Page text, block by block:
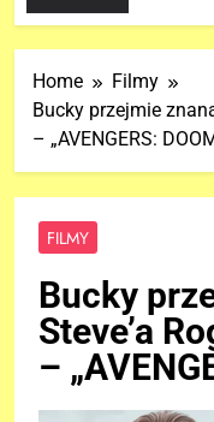
Home
Filmy
Bucky przejmie
– „AVENGERS:
FILMY
Bucky
Steve’a
–